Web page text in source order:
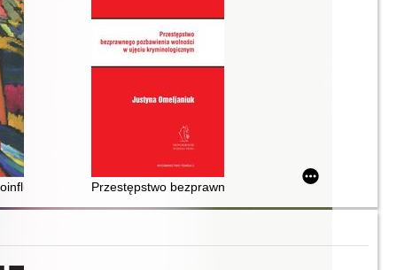
jako współczesne wyzwania dla prawa karnego i
Przestępstwo bezprawnego pozbawienia wolności w